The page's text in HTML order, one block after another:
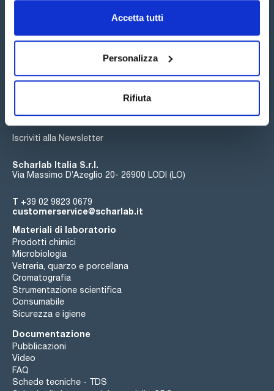
Accetta tutti
Personalizza
Rifiuta
Iscriviti alla Newsletter
Scharlab Italia S.r.l.
Via Massimo D’Azeglio 20- 26900 LODI (LO)
T +39 02 9823 0679
customerservice@scharlab.it
Materiali di laboratorio
Prodotti chimici
Microbiologia
Vetreria, quarzo e porcellana
Cromatografia
Strumentazione scientifica
Consumabile
Sicurezza e igiene
Documentazione
Pubblicazioni
Video
FAQ
Schede tecniche - TDS